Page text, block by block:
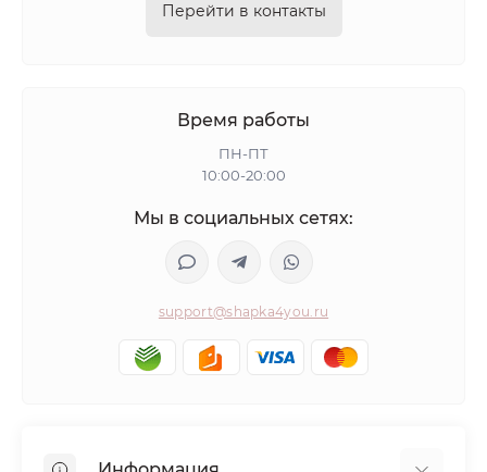
Перейти в контакты
Время работы
ПН-ПТ
10:00-20:00
Мы в социальных сетях:
support@shapka4you.ru